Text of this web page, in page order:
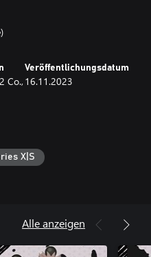
Co.,
Veröffentlichungsdatum
16.11.2023
X|S
Alle anzeigen